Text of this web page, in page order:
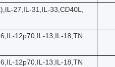
27,IL-31,IL-33,CD40L,
12p70,IL-13,IL-18,TN
12p70,IL-13,IL-18,TN